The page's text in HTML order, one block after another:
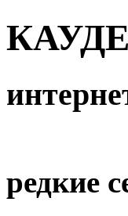
редкие